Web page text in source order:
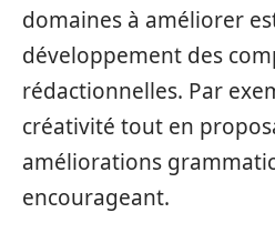
domaines à améliorer
développement des
rédactionnelles. Par
créativité tout en
améliorations
encourageant.